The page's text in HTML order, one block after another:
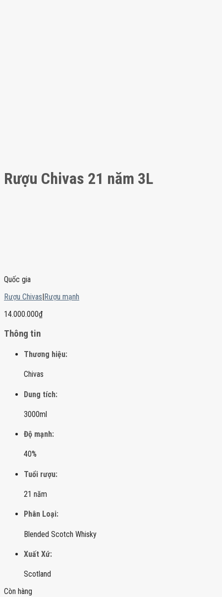
Rượu Chivas 21 năm 3L
Quốc gia
Rượu Chivas|Rượu mạnh
14.000.000₫
Thông tin
Thương hiệu:
Chivas
Dung tích:
3000ml
Độ mạnh:
40%
Tuổi rượu:
21 năm
Phân Loại:
Blended Scotch Whisky
Xuất Xứ:
Scotland
Còn hàng